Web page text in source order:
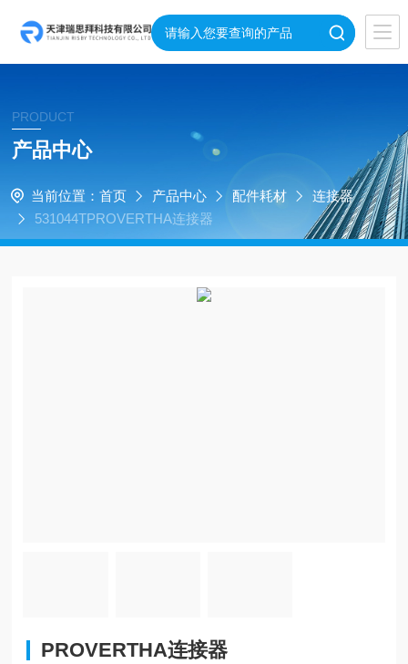
PRODUCT
产品中心
当前位置： 首页 产品中心 配件耗材
连接器
531044TPROVERTHA连接器
PROVERTHA连接器